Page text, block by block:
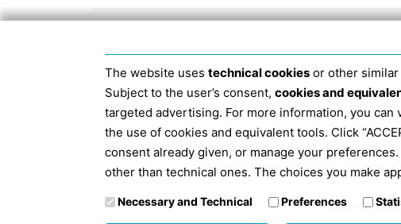
Siège social 40124 Bologne, Via San
JANVIER 2019 LE CODE
The website uses technical cookies or other
Subject to the user’s consent, cookies and
targeted advertising. For more information, you
the use of cookies and equivalent tools. Click
consent already given, or manage your
other than technical ones. The choices you make
Necessary and Technical Preferences